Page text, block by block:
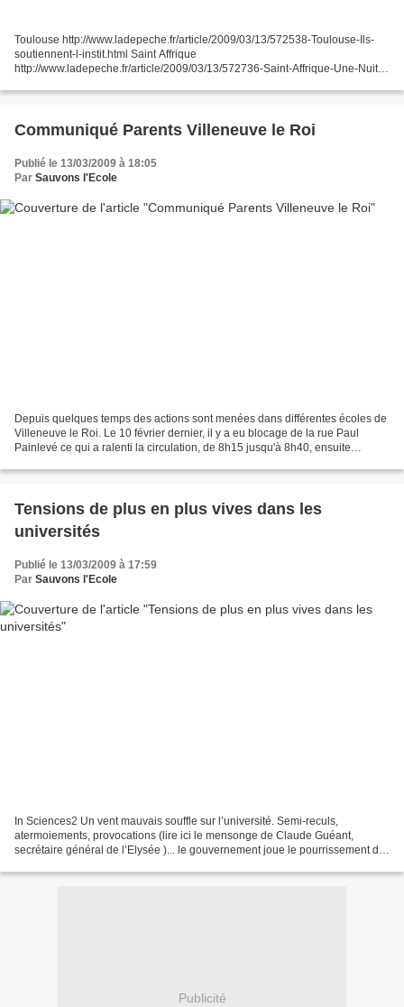
Toulouse http://www.ladepeche.fr/article/2009/03/13/572538-Toulouse-Ils-
soutiennent-l-instit.html Saint Affrique
http://www.ladepeche.fr/article/2009/03/13/572736-Saint-Affrique-Une-Nuit-
http://www.ladepeche.fr/article/2009/03/13/572747-Fleurance-Parents-d-
Communiqué Parents Villeneuve le Roi
Publié le 13/03/2009 à 18:05
Par Sauvons l'Ecole
Depuis quelques temps des actions sont menées dans différentes écoles de
Villeneuve le Roi. Le 10 février dernier, il y a eu blocage de la rue Paul
Painlevé ce qui a ralenti la circulation, de 8h15 jusqu'à 8h40, ensuite
Tensions de plus en plus vives dans les
universités
Publié le 13/03/2009 à 17:59
Par Sauvons l'Ecole
In Sciences2 Un vent mauvais souffle sur l’université. Semi-reculs,
atermoiements, provocations (lire ici le mensonge de Claude Guéant,
secrétaire général de l’Elysée )... le gouvernement joue le pourrissement de
Publicité